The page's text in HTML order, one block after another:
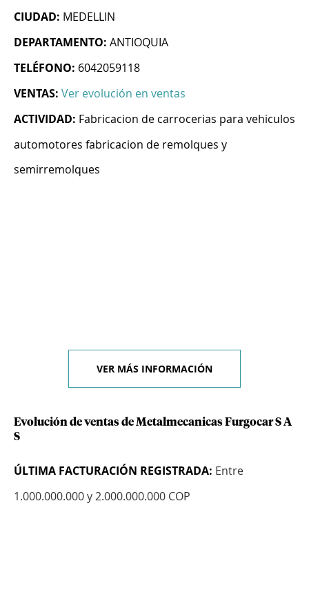
CIUDAD: MEDELLIN
DEPARTAMENTO: ANTIOQUIA
TELÉFONO: 6042059118
VENTAS: Ver evolución en ventas
ACTIVIDAD: Fabricacion de carrocerias para vehiculos
automotores fabricacion de remolques y
semirremolques
VER MÁS INFORMACIÓN
Evolución de ventas de Metalmecanicas Furgocar S A
S
ÚLTIMA FACTURACIÓN REGISTRADA: Entre
1.000.000.000 y 2.000.000.000 COP